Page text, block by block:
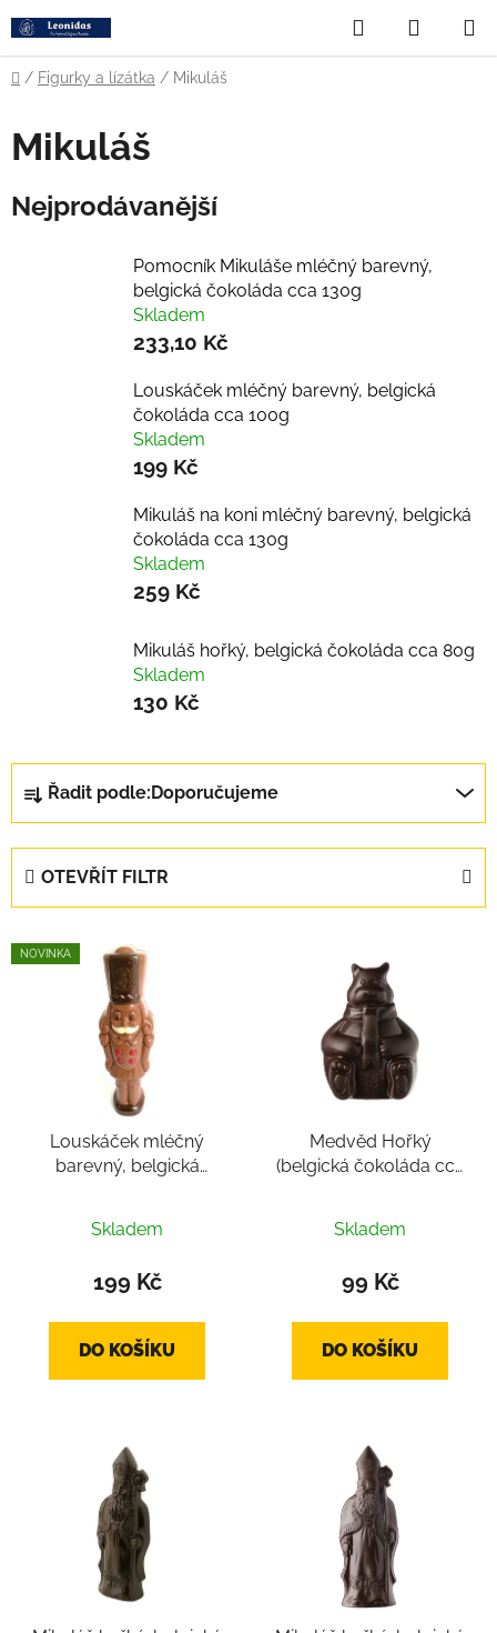
na
obsah
Hledat
KOŠÍK
Domů
/ Figurky a lízátka / Mikuláš
Mikuláš
Nejprodávanější
Pomocník Mikuláše mléčný barevný,
belgická čokoláda cca 130g
Skladem
233,10 Kč
Louskáček mléčný barevný, belgická
čokoláda cca 100g
Skladem
199 Kč
Mikuláš na koni mléčný barevný, belgická
čokoláda cca 130g
Skladem
259 Kč
Mikuláš hořký, belgická čokoláda cca 80g
Skladem
130 Kč
a
z
n
p
Řadit podle: Doporučujeme
OTEVŘÍT FILTR
V
ý
NOVINKA
Louskáček mléčný
barevný, belgická
Skladem
199 Kč
DO KOŠÍKU
Medvěd Hořký
(belgická čokoláda cca
Skladem
99 Kč
DO KOŠÍKU